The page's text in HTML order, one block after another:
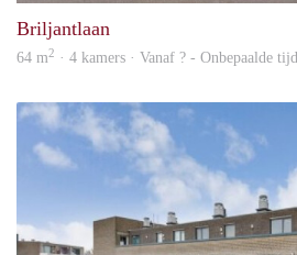
Briljantlaan
64 m2 · 4 kamers · Vanaf ? - Onbepaalde tijd